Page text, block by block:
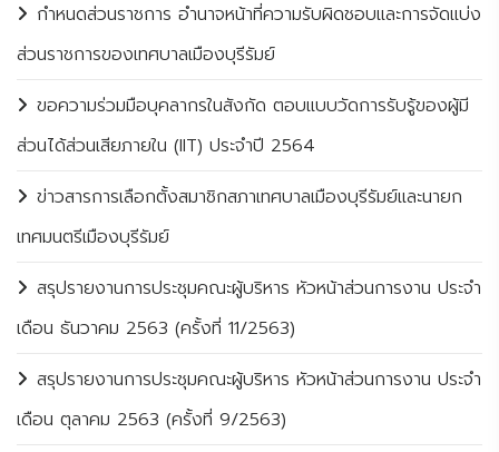
กำหนดส่วนราชการ อำนาจหน้าที่ความรับผิดชอบและการจัดแบ่ง
ส่วนราชการของเทศบาลเมืองบุรีรัมย์
ขอความร่วมมือบุคลากรในสังกัด ตอบแบบวัดการรับรู้ของผู้มี
ส่วนได้ส่วนเสียภายใน (IIT) ประจำปี 2564
ข่าวสารการเลือกตั้งสมาชิกสภาเทศบาลเมืองบุรีรัมย์และนายก
เทศมนตรีเมืองบุรีรัมย์
สรุปรายงานการประชุมคณะผู้บริหาร หัวหน้าส่วนการงาน ประจำ
เดือน ธันวาคม 2563 (ครั้งที่ 11/2563)
สรุปรายงานการประชุมคณะผู้บริหาร หัวหน้าส่วนการงาน ประจำ
เดือน ตุลาคม 2563 (ครั้งที่ 9/2563)